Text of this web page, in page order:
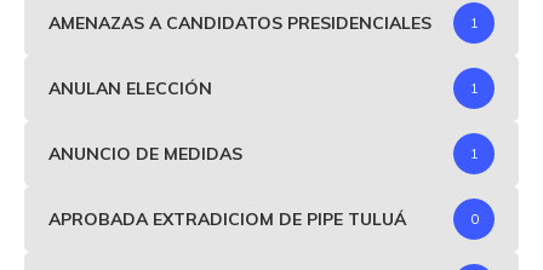
AMENAZAS A CANDIDATOS PRESIDENCIALES 1
ANULAN ELECCIÓN 1
ANUNCIO DE MEDIDAS 1
APROBADA EXTRADICIOM DE PIPE TULUÁ 0